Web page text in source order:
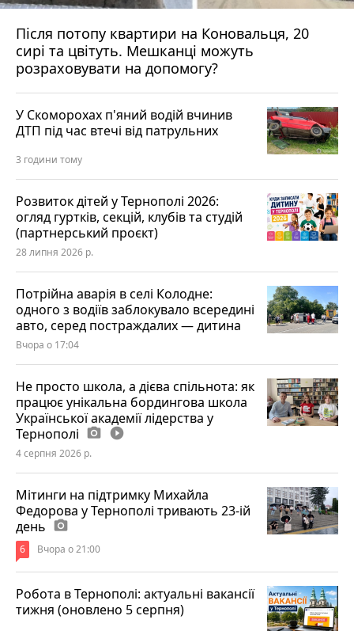
Після потопу квартири на Коновальця, 20
сирі та цвітуть. Мешканці можуть
розраховувати на допомогу?
У Скоморохах п'яний водій вчинив
ДТП під час втечі від патрульних
3 години тому
Розвиток дітей у Тернополі 2026:
огляд гуртків, секцій, клубів та студій
(партнерський проєкт)
28 липня 2026 р.
Потрійна аварія в селі Колодне:
одного з водіїв заблокувало всередині
авто, серед постраждалих — дитина
Вчора о 17:04
Не просто школа, а дієва спільнота: як
працює унікальна бордингова школа
Української академії лідерства у
Тернополі photo_camera play_circle_filled
4 серпня 2026 р.
Мітинги на підтримку Михайла
Федорова у Тернополі тривають 23-ій
день photo_camera
6 Вчора о 21:00
Робота в Тернополі: актуальні вакансії
тижня (оновлено 5 серпня)